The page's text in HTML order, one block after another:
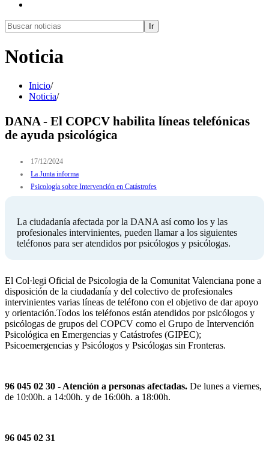
Ir
Noticia
Inicio/
Noticia/
DANA - El COPCV habilita líneas telefónicas
de ayuda psicológica
17/12/2024
La Junta informa
Psicología sobre Intervención en Catástrofes
La ciudadanía afectada por la DANA así como los y las
profesionales intervinientes, pueden llamar a los siguientes
teléfonos para ser atendidos por psicólogos y psicólogas.
El Col·legi Oficial de Psicologia de la Comunitat Valenciana pone a
disposición de la ciudadanía y del colectivo de profesionales
intervinientes varias líneas de teléfono con el objetivo de dar apoyo
y orientación.Todos los teléfonos están atendidos por psicólogos y
psicólogas de grupos del COPCV como el Grupo de Intervención
Psicológica en Emergencias y Catástrofes (GIPEC);
Psicoemergencias y Psicólogos y Psicólogas sin Fronteras.
96 045 02 30 - Atención a personas afectadas. De lunes a viernes,
de 10:00h. a 14:00h. y de 16:00h. a 18:00h.
96 045 02 31